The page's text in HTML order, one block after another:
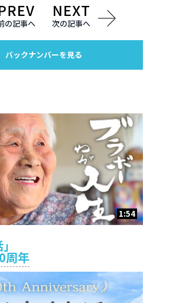
の記事へ 次の記事へ
バックナンバーを見る
1:54
周年